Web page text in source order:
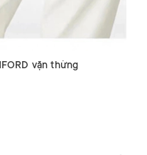
vặn thừng